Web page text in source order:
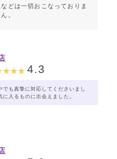
どは一切おこなっておりま
。
4.3
でも真摯に対応してくださいまし
に入るものに出会えました。